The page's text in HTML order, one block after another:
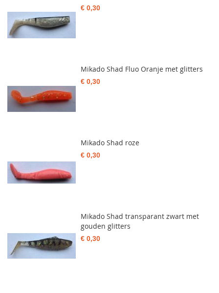
€ 0,30
Mikado Shad Fluo Oranje met glitters
€ 0,30
Mikado Shad roze
€ 0,30
Mikado Shad transparant zwart met
gouden glitters
€ 0,30